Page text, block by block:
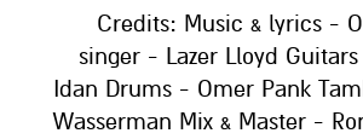
Credits: Music & lyrics -
singer - Lazer Lloyd
Idan Drums - Omer Pank
Wasserman Mix & Master -